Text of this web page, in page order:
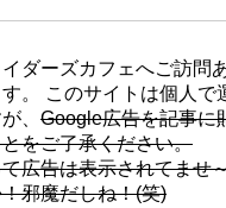
ダーズカフェへご訪問
。 このサイトは個人で
、 Google広告を記事に
をご了承ください。
広告は表示されてませ
邪魔だしね！(笑)